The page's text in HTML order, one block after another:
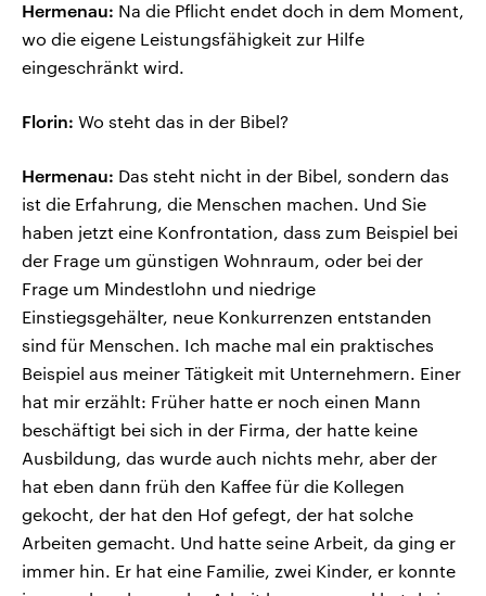
Hermenau: Na die Pflicht endet doch in dem Moment,
wo die eigene Leistungsfähigkeit zur Hilfe
eingeschränkt wird.
Florin: Wo steht das in der Bibel?
Hermenau: Das steht nicht in der Bibel, sondern das
ist die Erfahrung, die Menschen machen. Und Sie
haben jetzt eine Konfrontation, dass zum Beispiel bei
der Frage um günstigen Wohnraum, oder bei der
Frage um Mindestlohn und niedrige
Einstiegsgehälter, neue Konkurrenzen entstanden
sind für Menschen. Ich mache mal ein praktisches
Beispiel aus meiner Tätigkeit mit Unternehmern. Einer
hat mir erzählt: Früher hatte er noch einen Mann
beschäftigt bei sich in der Firma, der hatte keine
Ausbildung, das wurde auch nichts mehr, aber der
hat eben dann früh den Kaffee für die Kollegen
gekocht, der hat den Hof gefegt, der hat solche
Arbeiten gemacht. Und hatte seine Arbeit, da ging er
immer hin. Er hat eine Familie, zwei Kinder, er konnte